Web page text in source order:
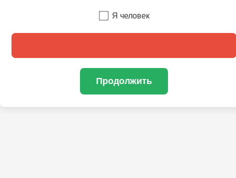
Я человек
Продолжить